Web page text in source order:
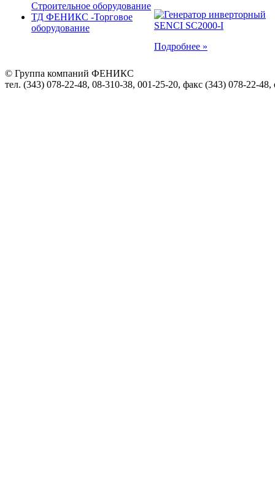
Строительное оборудование
ТД ФЕНИКС -Торговое
оборудование
Подробнее »
© Группа компаний ФЕНИКС
тел. (343) 078-22-48, 08-310-38, 001-25-20, факс (343) 078-22-